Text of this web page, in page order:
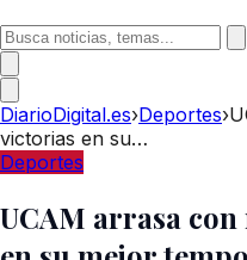
DiarioDigital.es›Deportes›
victorias en su…
Deportes
UCAM arrasa